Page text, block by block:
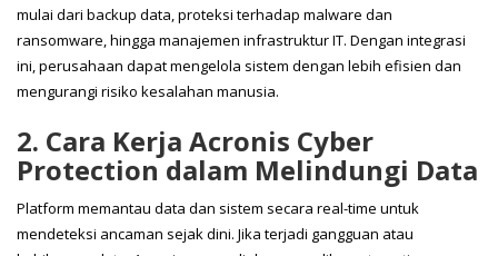
mulai dari backup data, proteksi terhadap malware dan
ransomware, hingga manajemen infrastruktur IT. Dengan integrasi
ini, perusahaan dapat mengelola sistem dengan lebih efisien dan
mengurangi risiko kesalahan manusia.
2. Cara Kerja Acronis Cyber
Protection dalam Melindungi Data
Platform memantau data dan sistem secara real-time untuk
mendeteksi ancaman sejak dini. Jika terjadi gangguan atau